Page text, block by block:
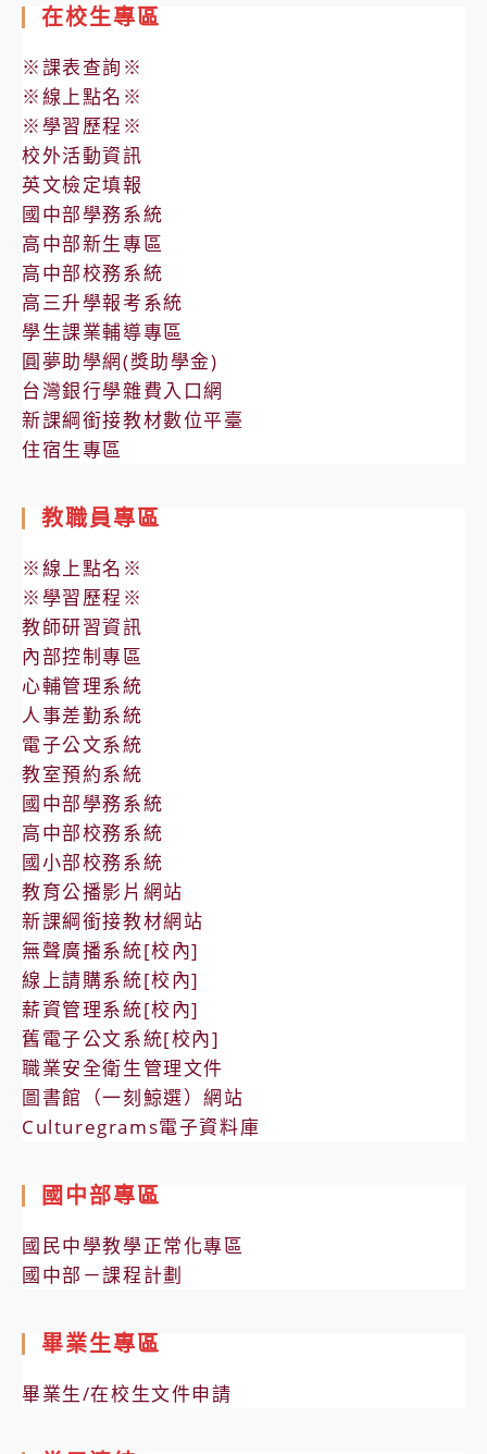
在校生專區
※課表查詢※
※線上點名※
※學習歷程※
校外活動資訊
英文檢定填報
國中部學務系統
高中部新生專區
高中部校務系統
高三升學報考系統
學生課業輔導專區
圓夢助學網(獎助學金)
台灣銀行學雜費入口網
新課綱銜接教材數位平臺
住宿生專區
教職員專區
※線上點名※
※學習歷程※
教師研習資訊
內部控制專區
心輔管理系統
人事差勤系統
電子公文系統
教室預約系統
國中部學務系統
高中部校務系統
國小部校務系統
教育公播影片網站
新課綱銜接教材網站
無聲廣播系統[校內]
線上請購系統[校內]
薪資管理系統[校內]
舊電子公文系統[校內]
職業安全衛生管理文件
圖書館（一刻鯨選）網站
Culturegrams電子資料庫
國中部專區
國民中學教學正常化專區
國中部－課程計劃
畢業生專區
畢業生/在校生文件申請